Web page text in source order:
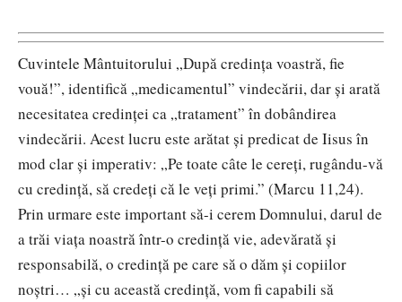
Cuvintele Mântuitorului „După credinţa voastră, fie
vouă!”, identifică „medicamentul” vindecării, dar și arată
necesitatea credinței ca „tratament” în dobândirea
vindecării. Acest lucru este arătat și predicat de Iisus în
mod clar și imperativ: „Pe toate câte le cereți, rugându-vă
cu credință, să credeți că le veți primi.” (Marcu 11,24).
Prin urmare este important să-i cerem Domnului, darul de
a trăi viaţa noastră într-o credinţă vie, adevărată şi
responsabilă, o credinţă pe care să o dăm şi copiilor
noştri… „şi cu această credinţă, vom fi capabili să